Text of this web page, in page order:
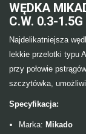
WĘDKA
C.W. 0.3-
Najdelikatniejsza
lekkie przelotki typu
przy połowie
szczytówka,
Specyfikacja:
Marka: Mikado